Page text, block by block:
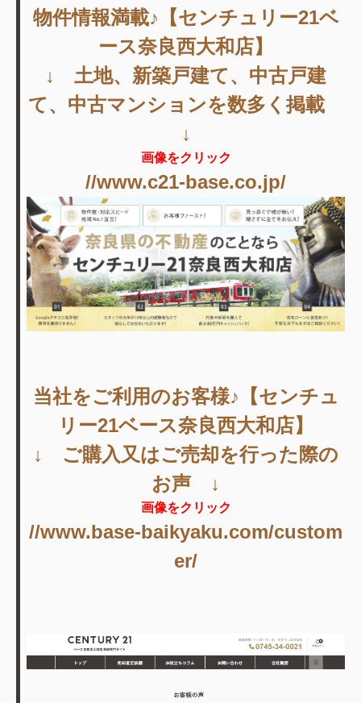
物件情報満載♪【センチュリー21ベ
ース奈良西大和店】
↓ 土地、新築戸建て、中古戸建
て、中古マンションを数多く掲載
↓
画像をクリック
//www.c21-base.co.jp/
当社をご利用のお客様♪【センチュ
リー21ベース奈良西大和店】
↓ ご購入又はご売却を行った際の
お声 ↓
画像をクリック
//www.base-baikyaku.com/custom
er/